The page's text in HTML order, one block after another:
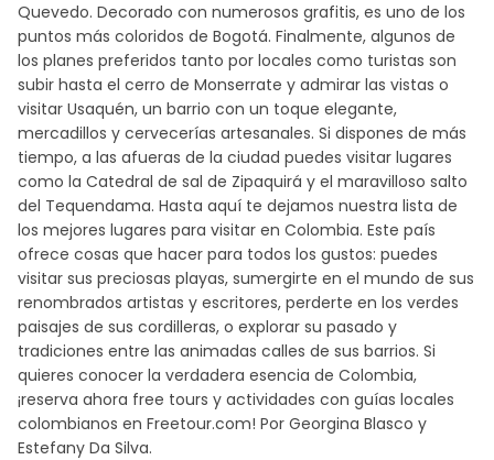
Quevedo. Decorado con numerosos grafitis, es uno de los
puntos más coloridos de Bogotá. Finalmente, algunos de
los planes preferidos tanto por locales como turistas son
subir hasta el cerro de Monserrate y admirar las vistas o
visitar Usaquén, un barrio con un toque elegante,
mercadillos y cervecerías artesanales. Si dispones de más
tiempo, a las afueras de la ciudad puedes visitar lugares
como la Catedral de sal de Zipaquirá y el maravilloso salto
del Tequendama. Hasta aquí te dejamos nuestra lista de
los mejores lugares para visitar en Colombia. Este país
ofrece cosas que hacer para todos los gustos: puedes
visitar sus preciosas playas, sumergirte en el mundo de sus
renombrados artistas y escritores, perderte en los verdes
paisajes de sus cordilleras, o explorar su pasado y
tradiciones entre las animadas calles de sus barrios. Si
quieres conocer la verdadera esencia de Colombia,
¡reserva ahora free tours y actividades con guías locales
colombianos en Freetour.com! Por Georgina Blasco y
Estefany Da Silva.